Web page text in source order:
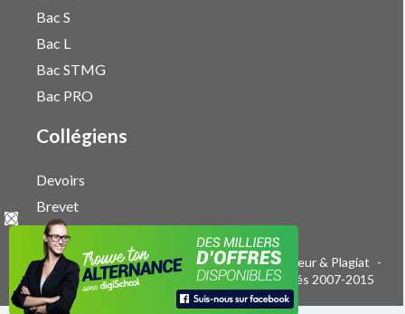
Bac S
Bac L
Bac STMG
Bac PRO
Collégiens
Devoirs
Brevet
Publicité sur le réseau digiSchool - Droits d'auteur & Plagiat -
Mentions légales - CGU - Tous droits réservés 2007-2015